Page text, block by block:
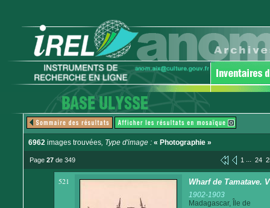
6962 images trouvées, Type d'image : « Photographie »
Page 27 de 349 1 ... 24
521 Wharf de Tamatave.
1902-1903
Madagascar, Île de